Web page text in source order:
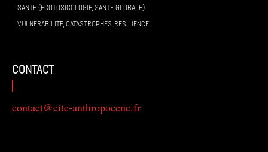
SANTÉ (ÉCOTOXICOLOGIE, SANTÉ GLOBALE)
VULNÉRABILITÉ, CATASTROPHES, RÉSILIENCE
contact
contact@cite-anthropocene.fr